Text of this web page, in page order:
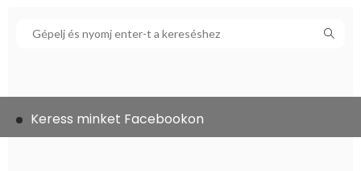
Keress minket Facebookon